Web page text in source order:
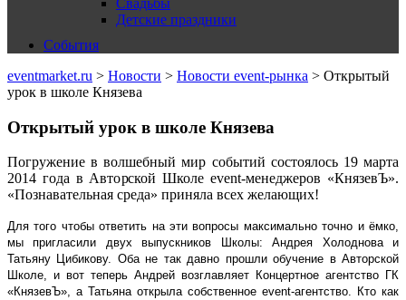
Свадьбы
Детские праздники
События
eventmarket.ru > Новости > Новости event-рынка > Открытый
урок в школе Князева
Открытый урок в школе Князева
Погружение в волшебный мир событий состоялось 19 марта
2014 года в Авторской Школе event-менеджеров «КнязевЪ».
«Познавательная среда» приняла всех желающих!
Для того чтобы ответить на эти вопросы максимально точно и ёмко,
мы пригласили двух выпускников Школы: Андрея Холоднова и
Татьяну Цибикову. Оба не так давно прошли обучение в Авторской
Школе, и вот теперь Андрей возглавляет Концертное агентство ГК
«КнязевЪ», а Татьяна открыла собственное event-агентство. Кто как